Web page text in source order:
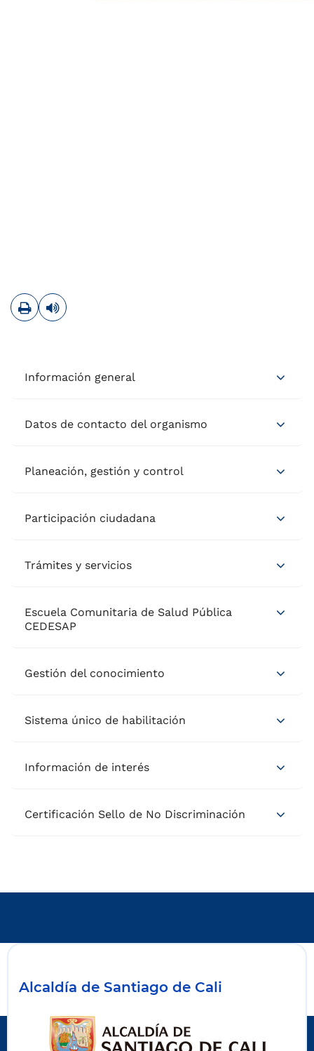
ImprimirLeer contenido
Información general
Datos de contacto del organismo
Planeación, gestión y control
Participación ciudadana
Trámites y servicios
Escuela Comunitaria de Salud Pública
CEDESAP
Gestión del conocimiento
Sistema único de habilitación
Información de interés
Certificación Sello de No Discriminación
Alcaldía de Santiago de Cali